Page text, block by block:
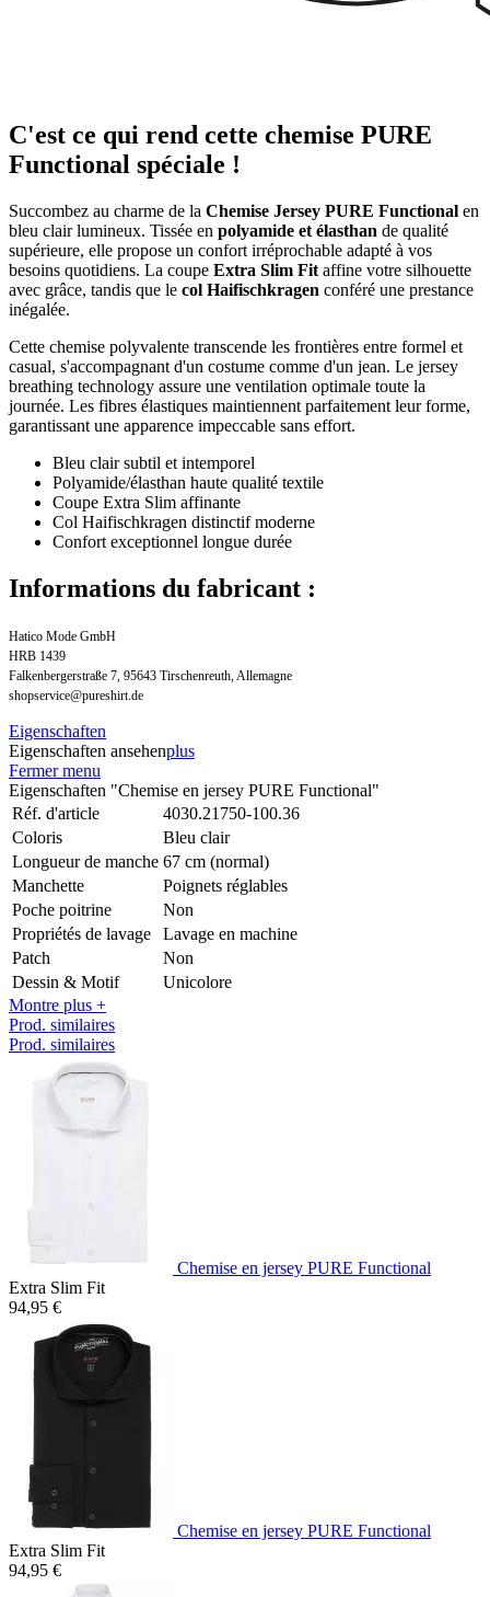
C'est ce qui rend cette chemise PURE
Functional spéciale !
Succombez au charme de la Chemise Jersey PURE Functional en
bleu clair lumineux. Tissée en polyamide et élasthan de qualité
supérieure, elle propose un confort irréprochable adapté à vos
besoins quotidiens. La coupe Extra Slim Fit affine votre silhouette
avec grâce, tandis que le col Haifischkragen conféré une prestance
inégalée.
Cette chemise polyvalente transcende les frontières entre formel et
casual, s'accompagnant d'un costume comme d'un jean. Le jersey
breathing technology assure une ventilation optimale toute la
journée. Les fibres élastiques maintiennent parfaitement leur forme,
garantissant une apparence impeccable sans effort.
Bleu clair subtil et intemporel
Polyamide/élasthan haute qualité textile
Coupe Extra Slim affinante
Col Haifischkragen distinctif moderne
Confort exceptionnel longue durée
Informations du fabricant :
Hatico Mode GmbH
HRB 1439
Falkenbergerstraße 7, 95643 Tirschenreuth, Allemagne
shopservice@pureshirt.de
Eigenschaften
Eigenschaften ansehenplus
Fermer menu
Eigenschaften "Chemise en jersey PURE Functional"
Réf. d'article
4030.21750-100.36
Coloris
Bleu clair
Longueur de manche 67 cm (normal)
Manchette
Poignets réglables
Poche poitrine
Non
Propriétés de lavage
Lavage en machine
Patch
Non
Dessin & Motif
Unicolore
Montre plus +
Prod. similaires
Prod. similaires
Chemise en jersey PURE Functional
Extra Slim Fit
94,95 €
Chemise en jersey PURE Functional
Extra Slim Fit
94,95 €